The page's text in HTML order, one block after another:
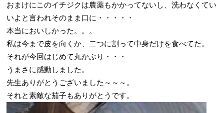
おまけにこのイチジクは農薬もかかってないし、洗わなくてい
いよと言われそのまま口に・・・・・
本当においしかった。。。
私は今まで皮を向くか、二つに割って中身だけを食べてた。
それが今回はじめて丸かぶり・・・
うまさに感動しました。
先生ありがとうございました～～～。
それと素敵な茄子もありがとうです。